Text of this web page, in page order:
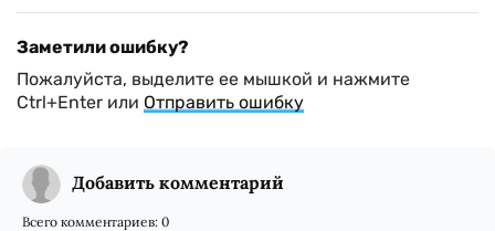
Заметили ошибку?
Пожалуйста, выделите ее мышкой и нажмите
Ctrl+Enter или Отправить ошибку
Добавить комментарий
Всего комментариев: 0